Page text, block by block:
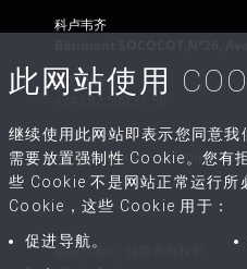
科卢韦齐
客户服务
+243 82 500 31 50
给我们写信
contact@congo-equipment.com
版权所有© - 保留所有权利。
此网站使用
继续使用此网站即表示您同意我
需要放置强制性 Cookie。您有
些 Cookie 不是网站正常运行所
Cookie，这些 Cookie 用于：
促进导航。